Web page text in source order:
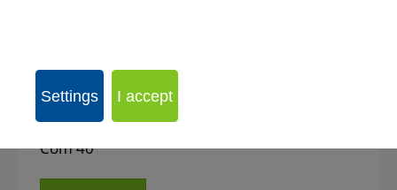
Com 40
Settings I accept